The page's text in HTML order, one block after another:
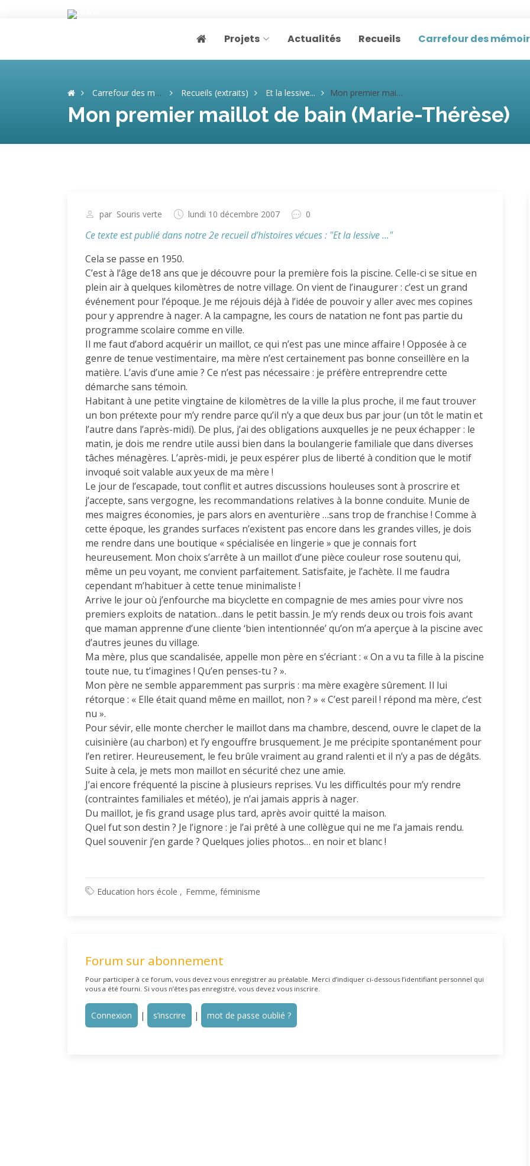
Page home
Projets Actualités Recueils Carrefour des
Carrefour des mémoires Recueils (extraits) Et la lessive... Mon premier maillot de bain (Marie-Thérèse)
Mon premier maillot de bain (Marie-Thérèse)
par Souris verte lundi 10 décembre 2007 0
Ce texte est publié dans notre 2e recueil d’histoires vécues : "Et la lessive ..."
Cela se passe en 1950.
C’est à l’âge de18 ans que je découvre pour la première fois la piscine. Celle-ci se situe en
plein air à quelques kilomètres de notre village. On vient de l’inaugurer : c’est un grand
événement pour l’époque. Je me réjouis déjà à l’idée de pouvoir y aller avec mes copines
pour y apprendre à nager. A la campagne, les cours de natation ne font pas partie du
programme scolaire comme en ville.
Il me faut d’abord acquérir un maillot, ce qui n’est pas une mince affaire ! Opposée à ce
genre de tenue vestimentaire, ma mère n’est certainement pas bonne conseillère en la
matière. L’avis d’une amie ? Ce n’est pas nécessaire : je préfère entreprendre cette
démarche sans témoin.
Habitant à une petite vingtaine de kilomètres de la ville la plus proche, il me faut trouver
un bon prétexte pour m’y rendre parce qu’il n’y a que deux bus par jour (un tôt le matin et
l’autre dans l’après-midi). De plus, j’ai des obligations auxquelles je ne peux échapper : le
matin, je dois me rendre utile aussi bien dans la boulangerie familiale que dans diverses
tâches ménagères. L’après-midi, je peux espérer plus de liberté à condition que le motif
invoqué soit valable aux yeux de ma mère !
Le jour de l’escapade, tout conflit et autres discussions houleuses sont à proscrire et
j’accepte, sans vergogne, les recommandations relatives à la bonne conduite. Munie de
mes maigres économies, je pars alors en aventurière …sans trop de franchise ! Comme à
cette époque, les grandes surfaces n’existent pas encore dans les grandes villes, je dois
me rendre dans une boutique « spécialisée en lingerie » que je connais fort
heureusement. Mon choix s’arrête à un maillot d’une pièce couleur rose soutenu qui,
même un peu voyant, me convient parfaitement. Satisfaite, je l’achète. Il me faudra
cependant m’habituer à cette tenue minimaliste !
Arrive le jour où j’enfourche ma bicyclette en compagnie de mes amies pour vivre nos
premiers exploits de natation…dans le petit bassin. Je m’y rends deux ou trois fois avant
que maman apprenne d’une cliente ‘bien intentionnée’ qu’on m’a aperçue à la piscine avec
d’autres jeunes du village.
Ma mère, plus que scandalisée, appelle mon père en s’écriant : « On a vu ta fille à la piscine
toute nue, tu t’imagines ! Qu’en penses-tu ? ».
Mon père ne semble apparemment pas surpris : ma mère exagère sûrement. Il lui
rétorque : « Elle était quand même en maillot, non ? » « C’est pareil ! répond ma mère, c’est
nu ».
Pour sévir, elle monte chercher le maillot dans ma chambre, descend, ouvre le clapet de la
cuisinière (au charbon) et l’y engouffre brusquement. Je me précipite spontanément pour
l’en retirer. Heureusement, le feu brûle vraiment au grand ralenti et il n’y a pas de dégâts.
Suite à cela, je mets mon maillot en sécurité chez une amie.
J’ai encore fréquenté la piscine à plusieurs reprises. Vu les difficultés pour m’y rendre
(contraintes familiales et météo), je n’ai jamais appris à nager.
Du maillot, je fis grand usage plus tard, après avoir quitté la maison.
Quel fut son destin ? Je l’ignore : je l’ai prêté à une collègue qui ne me l’a jamais rendu.
Quel souvenir j’en garde ? Quelques jolies photos… en noir et blanc !
Education hors école Femme, féminisme
Forum sur abonnement
Pour participer à ce forum, vous devez vous enregistrer au préalable. Merci d’indiquer ci-dessous l’identifiant personnel qui
vous a été fourni. Si vous n’êtes pas enregistré, vous devez vous inscrire.
Connexion | s’inscrire | mot de passe oublié ?